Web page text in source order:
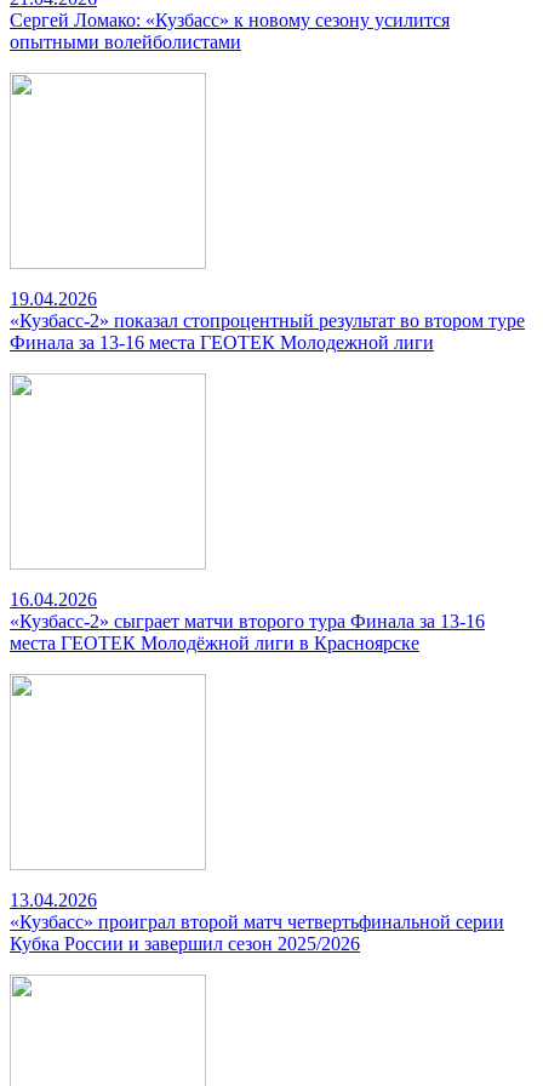
Сергей Ломако: «Кузбасс» к новому сезону усилится
опытными волейболистами
19.04.2026
«Кузбасс-2» показал стопроцентный результат во втором туре
Финала за 13-16 места ГЕОТЕК Молодежной лиги
16.04.2026
«Кузбасс-2» сыграет матчи второго тура Финала за 13-16
места ГЕОТЕК Молодёжной лиги в Красноярске
13.04.2026
«Кузбасс» проиграл второй матч четвертьфинальной серии
Кубка России и завершил сезон 2025/2026